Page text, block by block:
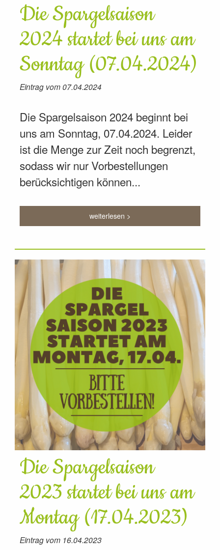
Die Spargelsaison
2024 startet bei uns am
Sonntag (07.04.2024)
Eintrag vom 07.04.2024
Die Spargelsaison 2024 beginnt bei
uns am Sonntag, 07.04.2024. Leider
ist die Menge zur Zeit noch begrenzt,
sodass wir nur Vorbestellungen
berücksichtigen können...
weiterlesen >
Die Spargelsaison
2023 startet bei uns am
Montag (17.04.2023)
Eintrag vom 16.04.2023